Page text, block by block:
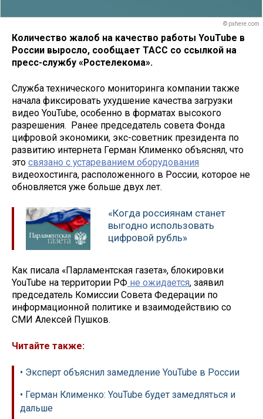
© pxhere.com
Количество жалоб на качество работы YouTube в
России выросло, сообщает ТАСС со ссылкой на
пресс-службу «Ростелекома».
Служба технического мониторинга компании также
начала фиксировать ухудшение качества загрузки
видео YouTube, особенно в форматах высокого
разрешения. Ранее председатель совета Фонда
цифровой экономики, экс-советник президента по
развитию интернета Герман Клименко объяснял, что
это связано с устареванием оборудования
видеохостинга, расположенного в России, которое не
обновляется уже больше двух лет.
«Когда россиянам станет
выгодно использовать
цифровой рубль»
Как писала «Парламентская газета», блокировки
YouTube на территории РФ не ожидается, заявил
председатель Комиссии Совета Федерации по
информационной политике и взаимодействию со
СМИ Алексей Пушков.
Читайте также:
• Эксперт объяснил замедление YouTube в России
• Герман Клименко: YouTube будет замедляться и
дальше